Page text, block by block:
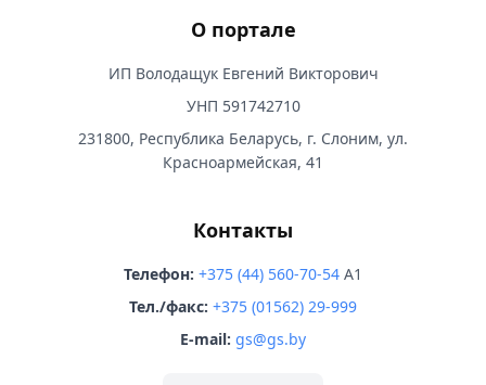
О портале
ИП Володащук Евгений Викторович
УНП 591742710
231800, Республика Беларусь, г. Слоним, ул.
Красноармейская, 41
Контакты
Телефон: +375 (44) 560-70-54 A1
Тел./факс: +375 (01562) 29-999
E-mail: gs@gs.by